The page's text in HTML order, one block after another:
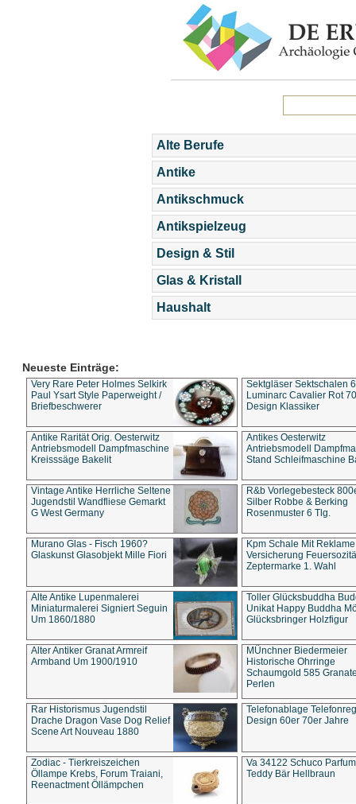
Alte Berufe
Antike
Antikschmuck
Antikspielzeug
Design & Stil
Glas & Kristall
Haushalt
Neueste Einträge:
Very Rare Peter Holmes Selkirk
Paul Ysart Style Paperweight /
Briefbeschwerer
Sektgläser Sektschalen
Luminarc Cavalier Rot
Design Klassiker
Antike Rarität Orig. Oesterwitz
Antriebsmodell Dampfmaschine
Kreisssäge Bakelit
Antikes Oesterwitz
Antriebsmodell
Stand Schleifmaschine
Vintage Antike Herrliche Seltene
Jugendstil Wandfliese Gemarkt
G West Germany
R&b Vorlegebesteck
Silber Robbe & Berking
Rosenmuster 6 Tlg.
Murano Glas - Fisch 1960?
Glaskunst Glasobjekt Mille Fiori
Kpm Schale Mit Reklame
Versicherung
Zeptermarke 1. Wahl
Alte Antike Lupenmalerei
Miniaturmalerei Signiert Seguin
Um 1860/1880
Toller Glücksbuddha
Unikat Happy Buddha
Glücksbringer Holzfigur
Alter Antiker Granat Armreif
Armband Um 1900/1910
MÜnchner Biedermeier
Historische Ohrringe
Schaumgold 585
Perlen
Rar Historismus Jugendstil
Drache Dragon Vase Dog Relief
Scene Art Nouveau 1880
Telefonablage
Design 60er 70er Jahre
Zodiac - Tierkreiszeichen
Öllampe Krebs, Forum Traiani,
Reenactment Öllämpchen
Va 34122 Schuco
Teddy Bär Hellbraun